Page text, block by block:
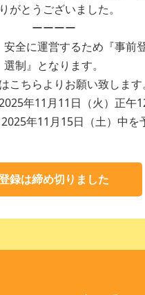
がとうございました。
ーーーー
安全に運営するため『事前
選制』となります。
こちらよりお願い致します。
年11月11日（火）正午
年11月15日（土）中を
録は締め切りました